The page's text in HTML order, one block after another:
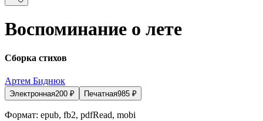
Воспоминание о лете
Сборка стихов
Артем Биднюк
Электронная200 ₽ Печатная985 ₽
Формат: epub, fb2, pdfRead, mobi